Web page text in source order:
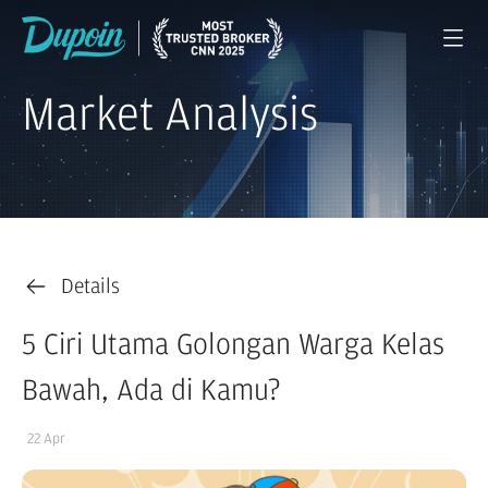
Market Analysis
Details
5 Ciri Utama Golongan Warga Kelas
Bawah, Ada di Kamu?
22 Apr